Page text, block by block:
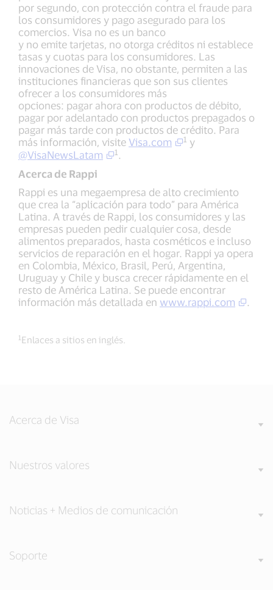
por segundo, con protección contra el fraude para
los consumidores y pago asegurado para los
comercios. Visa no es un banco
y no emite tarjetas, no otorga créditos ni establece
tasas y cuotas para los consumidores. Las
innovaciones de Visa, no obstante, permiten a las
instituciones financieras que son sus clientes
ofrecer a los consumidores más
opciones: pagar ahora con productos de débito,
pagar por adelantado con productos prepagados o
pagar más tarde con productos de crédito. Para
más información, visite Visa.com 1 y
@VisaNewsLatam
1 .
Acerca de Rappi
Rappi es una megaempresa de alto crecimiento
que crea la “aplicación para todo” para América
Latina. A través de Rappi, los consumidores y las
empresas pueden pedir cualquier cosa, desde
alimentos preparados, hasta cosméticos e incluso
servicios de reparación en el hogar. Rappi ya opera
en Colombia, México, Brasil, Perú, Argentina,
Uruguay y Chile y busca crecer rápidamente en el
resto de América Latina. Se puede encontrar
información más detallada en www.rappi.com .
1 Enlaces a sitios en inglés.
Acerca de Visa
Nuestros valores
Noticias + Medios de comunicación
Soporte